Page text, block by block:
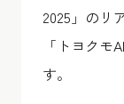
2025」のリ
「トヨクモ
す。